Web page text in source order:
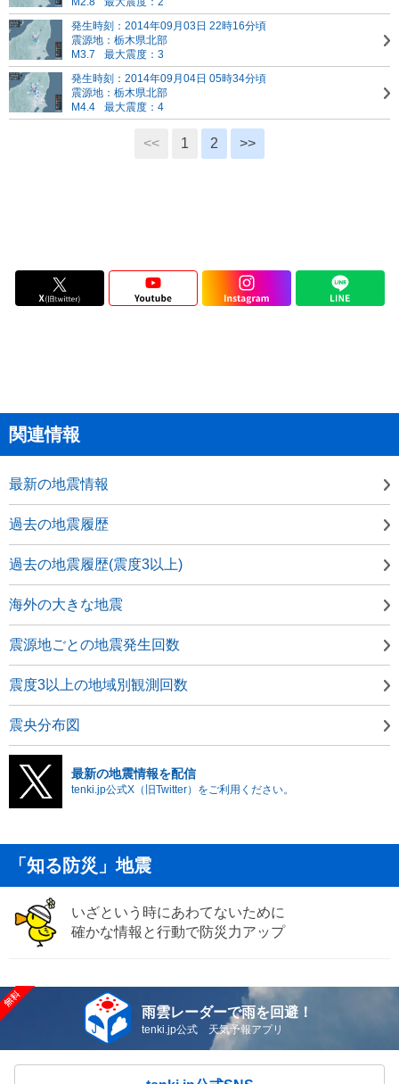
発生時刻：2014年09月03日 22時16分頃
震源地：栃木県北部
M3.7
最大震度：3
発生時刻：2014年09月04日 05時34分頃
震源地：栃木県北部
M4.4
最大震度：4
<< 1 2 >>
関連情報
最新の地震情報
過去の地震履歴
過去の地震履歴(震度3以上)
海外の大きな地震
震源地ごとの地震発生回数
震度3以上の地域別観測回数
震央分布図
最新の地震情報を配信
tenki.jp公式X（旧Twitter）をご利用ください。
「知る防災」地震
いざという時にあわてないために
確かな情報と行動で防災力アップ
雨雲レーダーで雨を回避！
tenki.jp公式 天気予報アプリ